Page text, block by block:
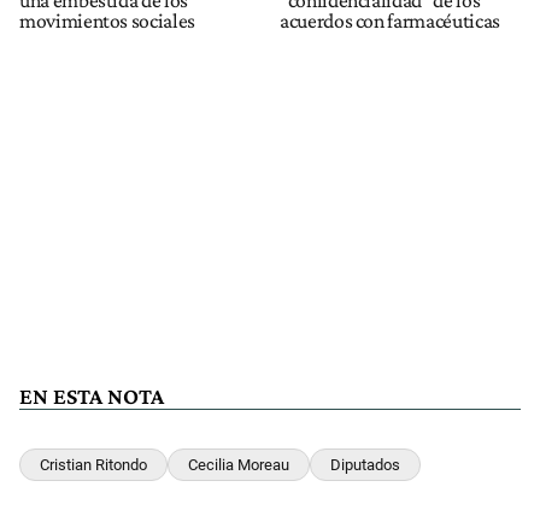
movimientos sociales
acuerdos con farmacéuticas
EN ESTA NOTA
Cristian Ritondo Cecilia Moreau Diputados